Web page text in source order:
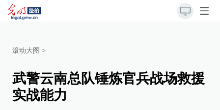
滚动大图 >
武警云南总队锤炼官兵战场救援
实战能力